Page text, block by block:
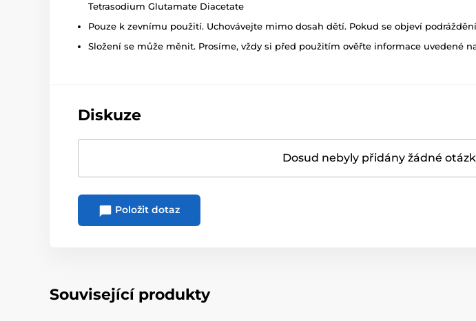
Tetrasodium Glutamate Diacetate
Pouze k zevnímu použití. Uchovávejte mimo dosah dětí. Pokud se objeví
Složení se může měnit. Prosíme, vždy si před použitím ověřte informace uvedené
Diskuze
Dosud nebyly přidány žádné
Položit dotaz
Související produkty